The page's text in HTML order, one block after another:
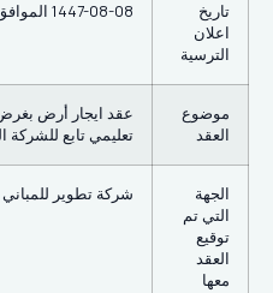
تاريخ
اعلان
الترسية
1447-08-08 الموافق 2026-01-27
موضوع
العقد
عقد ايجار أرض
تعليمي تابع للشركة
الجهة
التي تم
توقيع
العقد
معها
شركة تطوير للمباني